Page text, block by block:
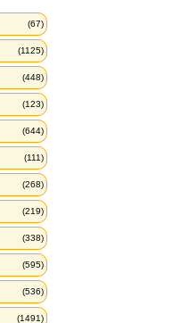
(67)
(1125)
(448)
(123)
(644)
(111)
(268)
(219)
(338)
(595)
(536)
(1491)